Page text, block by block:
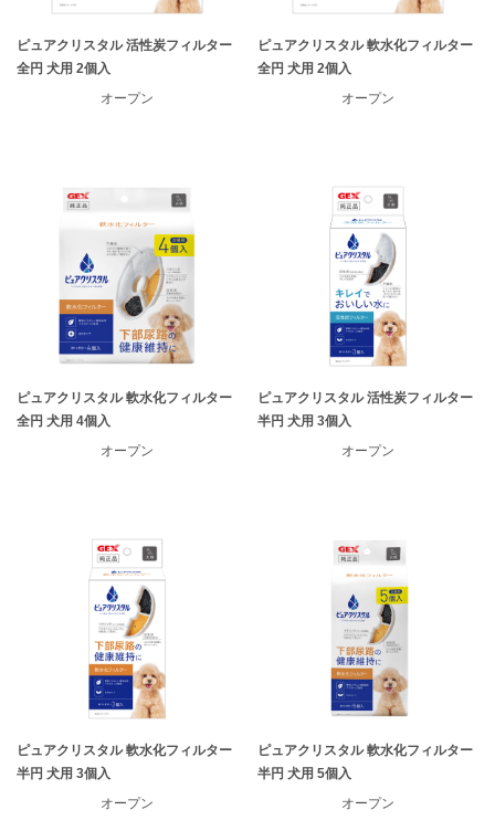
ピュアクリスタル 活性炭フィルター
全円 犬用 2個入
オープン
ピュアクリスタル 軟水化フィルター
全円 犬用 2個入
オープン
ピュアクリスタル 軟水化フィルター
全円 犬用 4個入
オープン
ピュアクリスタル 活性炭フィルター
半円 犬用 3個入
オープン
ピュアクリスタル 軟水化フィルター
半円 犬用 3個入
オープン
ピュアクリスタル 軟水化フィルター
半円 犬用 5個入
オープン